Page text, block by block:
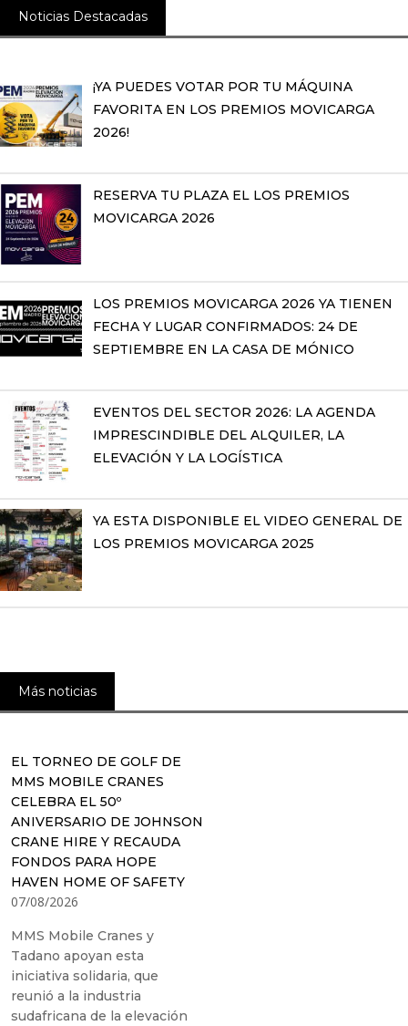
Noticias Destacadas
¡YA PUEDES VOTAR POR TU MÁQUINA
FAVORITA EN LOS PREMIOS MOVICARGA
2026!
RESERVA TU PLAZA EL LOS PREMIOS
MOVICARGA 2026
LOS PREMIOS MOVICARGA 2026 YA TIENEN
FECHA Y LUGAR CONFIRMADOS: 24 DE
SEPTIEMBRE EN LA CASA DE MÓNICO
EVENTOS DEL SECTOR 2026: LA AGENDA
IMPRESCINDIBLE DEL ALQUILER, LA
ELEVACIÓN Y LA LOGÍSTICA
YA ESTA DISPONIBLE EL VIDEO GENERAL DE
LOS PREMIOS MOVICARGA 2025
Más noticias
EL TORNEO DE GOLF DE
MMS MOBILE CRANES
CELEBRA EL 50º
ANIVERSARIO DE JOHNSON
CRANE HIRE Y RECAUDA
FONDOS PARA HOPE
HAVEN HOME OF SAFETY
07/08/2026
MMS Mobile Cranes y
Tadano apoyan esta
iniciativa solidaria, que
reunió a la industria
sudafricana de la elevación